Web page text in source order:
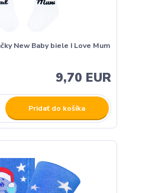
New Baby biele I Love Mum
9,70 EUR
Pridať do košíka